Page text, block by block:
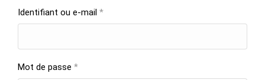
Identifiant ou e-mail *
Mot de passe *